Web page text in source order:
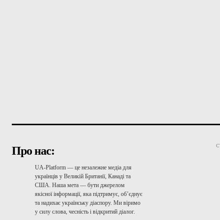
Про нас:
UA-Platform — це незалежне медіа для
українців у Великій Британії, Канаді та
США. Наша мета — бути джерелом
якісної інформації, яка підтримує, об’єднує
та надихає українську діаспору. Ми віримо
у силу слова, чесність і відкритий діалог.